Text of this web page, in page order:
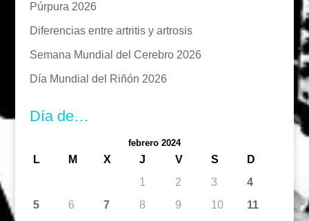
Púrpura 2026
Diferencias entre artritis y artrosis
Semana Mundial del Cerebro 2026
Día Mundial del Riñón 2026
Día de…
febrero 2024
L M X J V S
D
1
2 3
4
5
6 7 8 9 10
11